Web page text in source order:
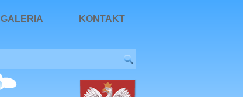
GALERIA KONTAKT